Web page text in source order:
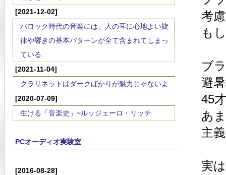
[2021-12-02]
バロック時代の音楽には、人の耳に心地よい旋
律や響きの基本パターンが全て含まれてしまっ
ている
[2021-11-04]
クラリネットはダークばかりが魅力じゃないよ
[2020-07-09]
生ける「音楽史」~ルッジェーロ・リッチ
PCオーディオ実験室
[2016-08-28]
考
も
ブ
避
45
あ
主
実